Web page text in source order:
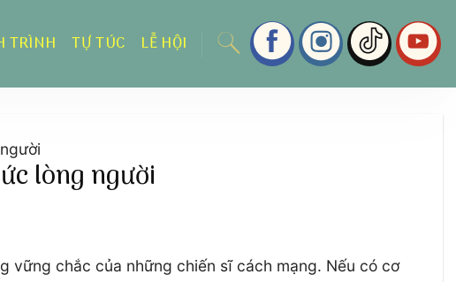
TRÌNH TỰ TÚC LỄ HỘI
lòng người
vững chắc của những chiến sĩ cách mạng. Nếu có cơ